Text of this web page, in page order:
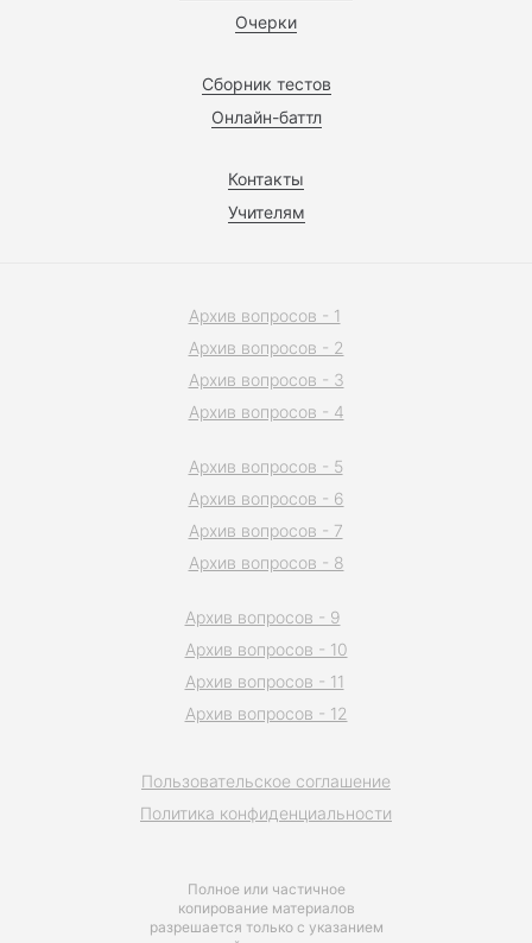
Очерки
Сборник тестов
Онлайн-баттл
Контакты
Учителям
Полное или частичное
копирование материалов
разрешается только с указанием
Пользовательское соглашение
Политика конфиденциальности
Архив вопросов - 1
Архив вопросов - 2
Архив вопросов - 3
Архив вопросов - 4
Архив вопросов - 5
Архив вопросов - 6
Архив вопросов - 7
Архив вопросов - 8
Архив вопросов - 9
Архив вопросов - 10
Архив вопросов - 11
Архив вопросов - 12